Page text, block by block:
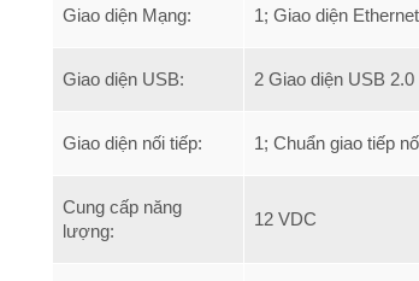
Giao diện Mạng: 1; Giao diện
Giao diện USB: 2 Giao diện USB 2.0
Giao diện nối tiếp: 1; Chuẩn giao tiếp
Cung cấp năng
lượng:
12 VDC